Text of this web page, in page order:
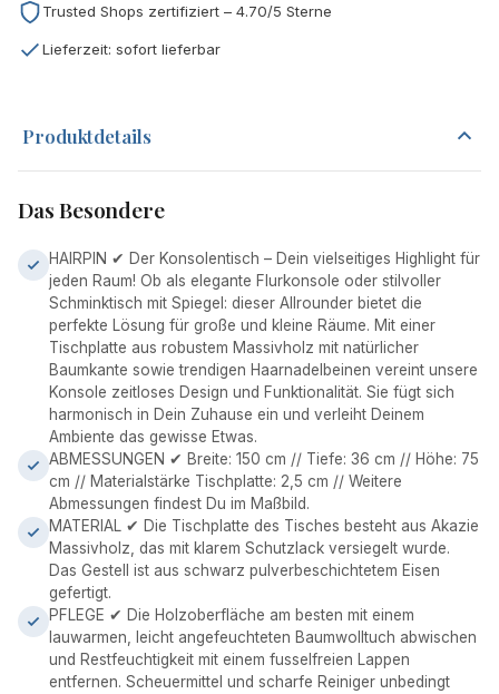
Trusted Shops zertifiziert – 4.70/5 Sterne
Lieferzeit: sofort lieferbar
Produktdetails
Das Besondere
HAIRPIN ✔ Der Konsolentisch – Dein vielseitiges Highlight für
jeden Raum! Ob als elegante Flurkonsole oder stilvoller
Schminktisch mit Spiegel: dieser Allrounder bietet die
perfekte Lösung für große und kleine Räume. Mit einer
Tischplatte aus robustem Massivholz mit natürlicher
Baumkante sowie trendigen Haarnadelbeinen vereint unsere
Konsole zeitloses Design und Funktionalität. Sie fügt sich
harmonisch in Dein Zuhause ein und verleiht Deinem
Ambiente das gewisse Etwas.
ABMESSUNGEN ✔ Breite: 150 cm // Tiefe: 36 cm // Höhe: 75
cm // Materialstärke Tischplatte: 2,5 cm // Weitere
Abmessungen findest Du im Maßbild.
MATERIAL ✔ Die Tischplatte des Tisches besteht aus Akazie
Massivholz, das mit klarem Schutzlack versiegelt wurde.
Das Gestell ist aus schwarz pulverbeschichtetem Eisen
gefertigt.
PFLEGE ✔ Die Holzoberfläche am besten mit einem
lauwarmen, leicht angefeuchteten Baumwolltuch abwischen
und Restfeuchtigkeit mit einem fusselfreien Lappen
entfernen. Scheuermittel und scharfe Reiniger unbedingt